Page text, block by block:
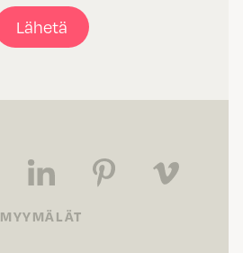
Lähetä
MYYMÄLÄT